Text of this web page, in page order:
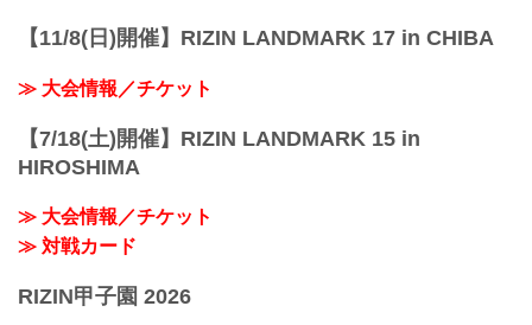
【11/8(日)開催】RIZIN LANDMARK 17 in CHIBA
≫ 大会情報／チケット
【7/18(土)開催】RIZIN LANDMARK 15 in
HIROSHIMA
≫ 大会情報／チケット
≫ 対戦カード
RIZIN甲子園 2026